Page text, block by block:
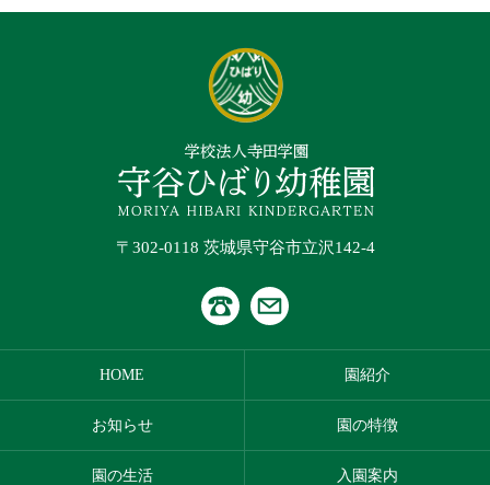
〒302-0118 茨城県守谷市立沢142-4
HOME 園紹介
お知らせ 園の特徴
園の生活 入園案内